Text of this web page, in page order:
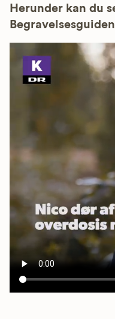
Herunder kan du